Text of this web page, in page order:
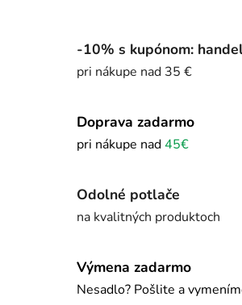
-10% s kupónom:
pri nákupe nad 35 €
Doprava zadarmo
pri nákupe nad45€
Odolné potlače
na kvalitných produktoch
Výmena zadarmo
Nesadlo? Pošlite a